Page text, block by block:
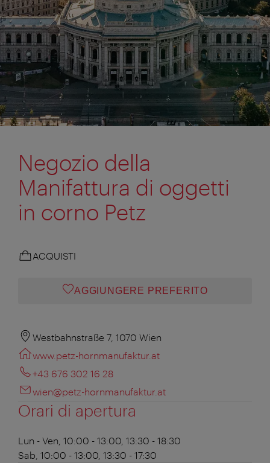
Negozio della
Manifattura di oggetti
in corno Petz
ACQUISTI
AGGIUNGERE PREFERITO
Westbahnstraße 7, 1070 Wien
www.petz-hornmanufaktur.at
+43 676 302 16 28
wien@petz-hornmanufaktur.at
Orari di apertura
Lun - Ven, 10:00 - 13:00, 13:30 - 18:30
Sab, 10:00 - 13:00, 13:30 - 17:30